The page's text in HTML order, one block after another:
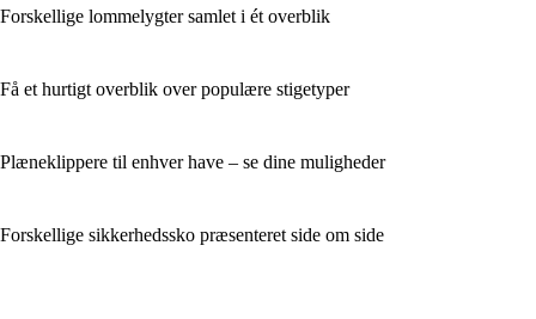
Forskellige lommelygter samlet i ét overblik
Få et hurtigt overblik over populære stigetyper
Plæneklippere til enhver have – se dine muligheder
Forskellige sikkerhedssko præsenteret side om side